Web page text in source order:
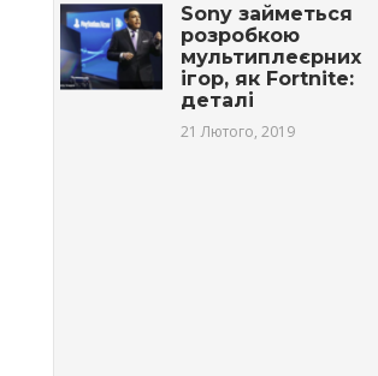
Sony займеться
розробкою
мультиплеєрних
ігор, як Fortnite:
деталі
21 Лютого, 2019